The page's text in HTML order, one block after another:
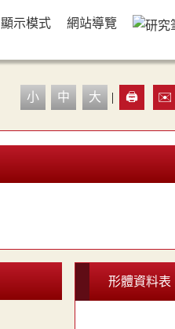
顯示模式 網站導覽
小 中 大 | 🖨️ ✉️
形體資料表